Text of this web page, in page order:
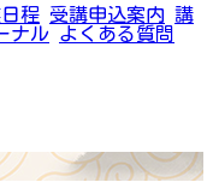
程 受講申込案内 講
ナル よくある質問